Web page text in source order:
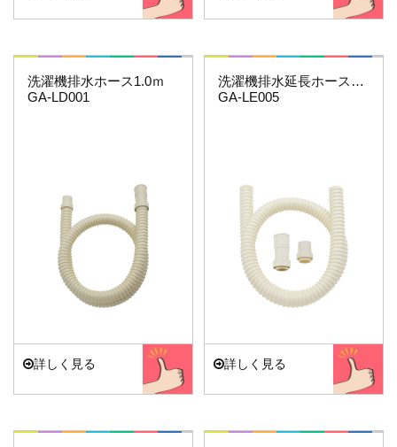
これエエやん
洗濯機排水ホース1.0ｍ
GA-LD001
詳しく見る
これエエやん
洗濯機排水延長ホース5ｍ(フリーカット）
GA-LE005
詳しく見る